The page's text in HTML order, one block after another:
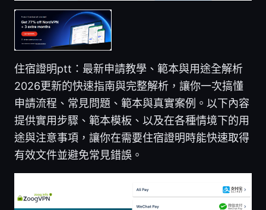
住宿證明ptt：最新申請教學、範本與用途全解析
2026更新的快速指南與完整解析，讓你一次搞懂
申請流程、常見問題、範本與真實案例。以下內容
提供實用步驟、範本模板、以及在各種情境下的用
途與注意事項，讓你在需要住宿證明時能快速取得
有效文件並避免常見錯誤。